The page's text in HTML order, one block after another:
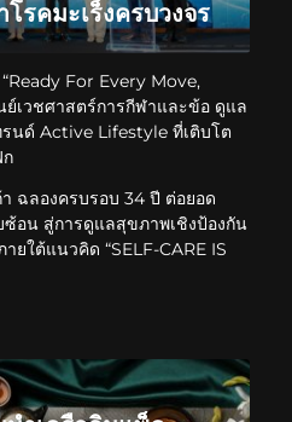
รคมะเร็งครบวงจร
For Every Move,
เวชศาสตร์การกีฬาและข้อ ดูแล
นด์ Active Lifestyle ที่เติบโต
ก
ฉลองครบรอบ 34 ปี ต่อยอด
อน สู่การดูแลสุขภาพเชิงป้องกัน
ยใต้แนวคิด “SELF-CARE IS